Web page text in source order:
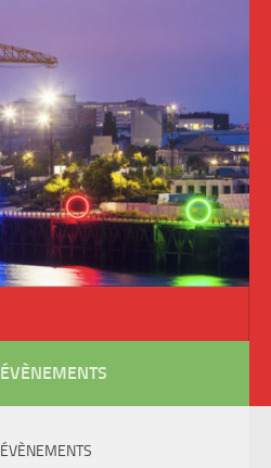
ÉVÈNEMENTS
ÉVÈNEMENTS